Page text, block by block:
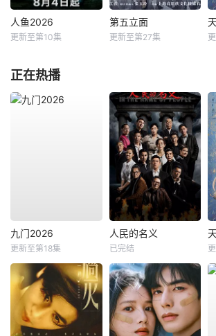
人鱼2026
更新至第10集
第五立面
更新至第27集
正在热播
九门2026
更新至第18集
人民的名义
已完结